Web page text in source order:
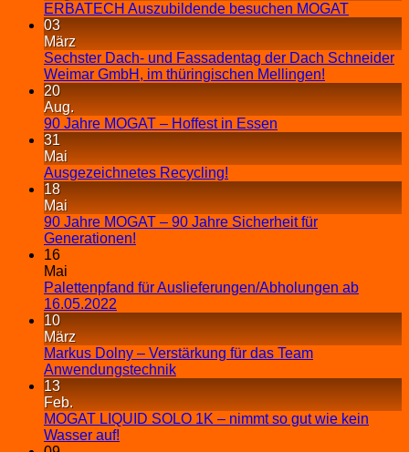
ERBATECH Auszubildende besuchen MOGAT
03
März
Sechster Dach- und Fassadentag der Dach Schneider
Weimar GmbH, im thüringischen Mellingen!
20
Aug.
90 Jahre MOGAT – Hoffest in Essen
31
Mai
Ausgezeichnetes Recycling!
18
Mai
90 Jahre MOGAT – 90 Jahre Sicherheit für
Generationen!
16
Mai
Palettenpfand für Auslieferungen/Abholungen ab
16.05.2022
10
März
Markus Dolny – Verstärkung für das Team
Anwendungstechnik
13
Feb.
MOGAT LIQUID SOLO 1K – nimmt so gut wie kein
Wasser auf!